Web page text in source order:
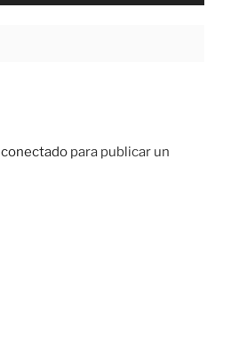
conectado para publicar un